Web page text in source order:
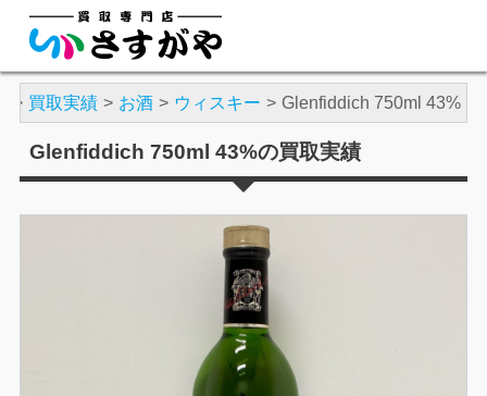
買取実績 お酒 ウィスキー Glenfiddich 750ml 43%
Glenfiddich 750ml 43%の買取実績